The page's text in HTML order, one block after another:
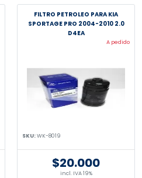
FILTRO PETROLEO PARA KIA
SPORTAGE PRO 2004-2010 2.0
D4EA
A pedido
SKU:WK-8019
$20.000
incl. IVA 19%